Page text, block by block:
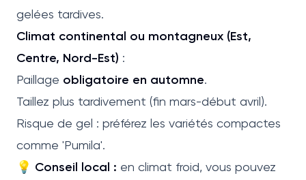
gelées tardives.
Climat continental ou montagneux (Est,
Centre, Nord-Est) :
Paillage obligatoire en automne.
Taillez plus tardivement (fin mars-début avril).
Risque de gel : préférez les variétés compactes
comme 'Pumila'.
💡 Conseil local : en climat froid, vous pouvez